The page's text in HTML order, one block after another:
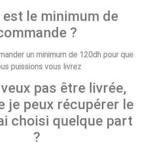
est le minimum de
?
un minimum de 120dh pour que
puissions vous livrez
pas être livrée,
je peux récupérer le
choisi quelque part
?